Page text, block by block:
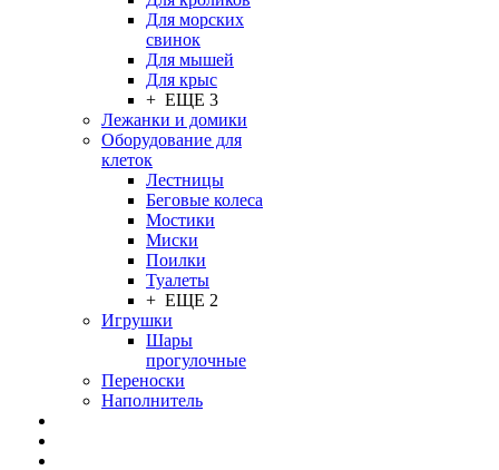
Для морских
свинок
Для мышей
Для крыс
+ ЕЩЕ 3
Лежанки и домики
Оборудование для
клеток
Лестницы
Беговые колеса
Мостики
Миски
Поилки
Туалеты
+ ЕЩЕ 2
Игрушки
Шары
прогулочные
Переноски
Наполнитель